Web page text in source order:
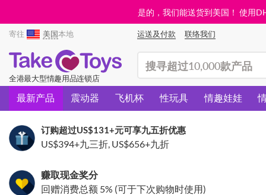
是的，我们能送货到美国！ 使用
寄往 美国本地 运送及付款 联络我们
全港最大型情趣用品连锁店
最新产品 震动器 飞机杯 性玩具 情趣娃娃
订购超过US$131+元可享九五折优惠
US$394+九三折, US$656+九折
赚取现金奖分
回赠消费总额 5% (可于下次购物时使用)